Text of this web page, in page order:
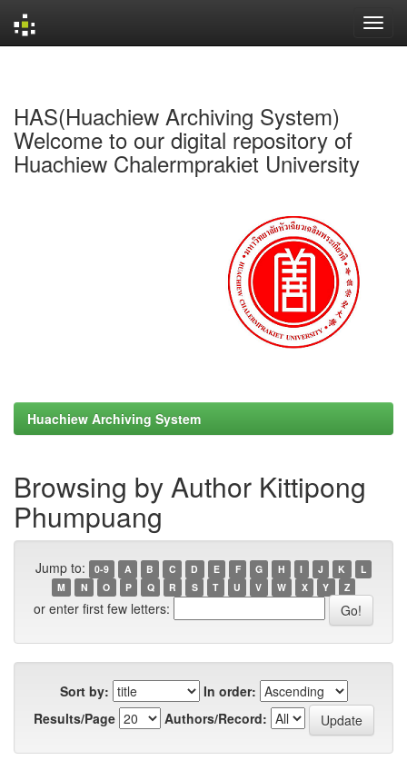
HAS(Huachiew Archiving System)
Welcome to our digital repository of
Huachiew Chalermprakiet University
Huachiew Archiving System
Browsing by Author Kittipong
Phumpuang
Jump to: 0-9 A B C D E F G H I J K
L
M
N O P Q R S T U V W X Y Z
or enter first few letters:
Sort by:
In order:
Results/Page
Authors/Record: